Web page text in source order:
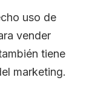
uso de
vender
tiene
marketing.